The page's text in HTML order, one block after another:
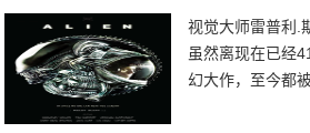
视觉大师雷普利.
虽然离现在已经
幻大作，至今都
了恐惧科幻类型